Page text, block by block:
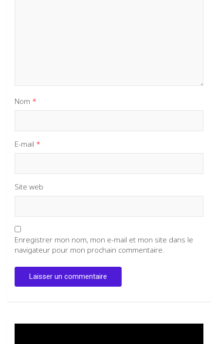
Nom *
E-mail *
Site web
Enregistrer mon nom, mon e-mail et mon site dans le
navigateur pour mon prochain commentaire.